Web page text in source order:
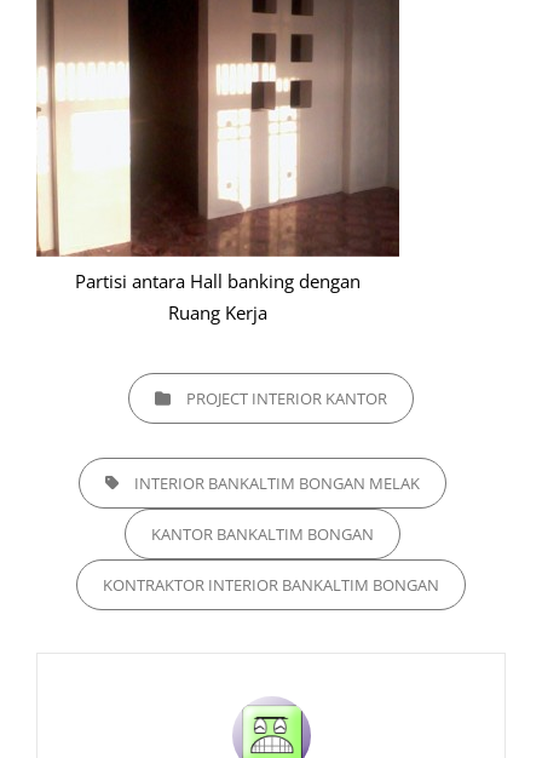
Partisi antara Hall banking dengan
Ruang Kerja
CATEGORIESPROJECT INTERIOR KANTOR
TAGS, INTERIOR BANKALTIM BONGAN MELAK
KANTOR BANKALTIM BONGAN
KONTRAKTOR INTERIOR BANKALTIM BONGAN